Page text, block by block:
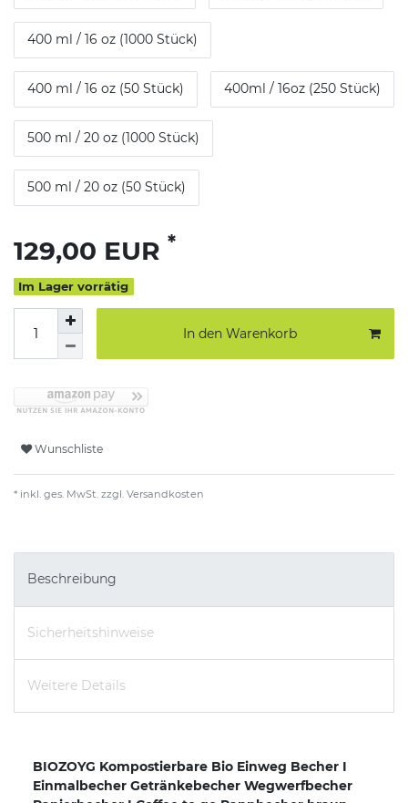
400 ml / 16 oz (1000 Stück)
400 ml / 16 oz (50 Stück) 400ml / 16oz (250 Stück)
500 ml / 20 oz (1000 Stück)
500 ml / 20 oz (50 Stück)
129,00 EUR *
Im Lager vorrätig
In den Warenkorb
Wunschliste
* inkl. ges. MwSt. zzgl. Versandkosten
Beschreibung
Sicherheitshinweise
Weitere Details
BIOZOYG Kompostierbare Bio Einweg Becher I
Einmalbecher Getränkebecher Wegwerfbecher